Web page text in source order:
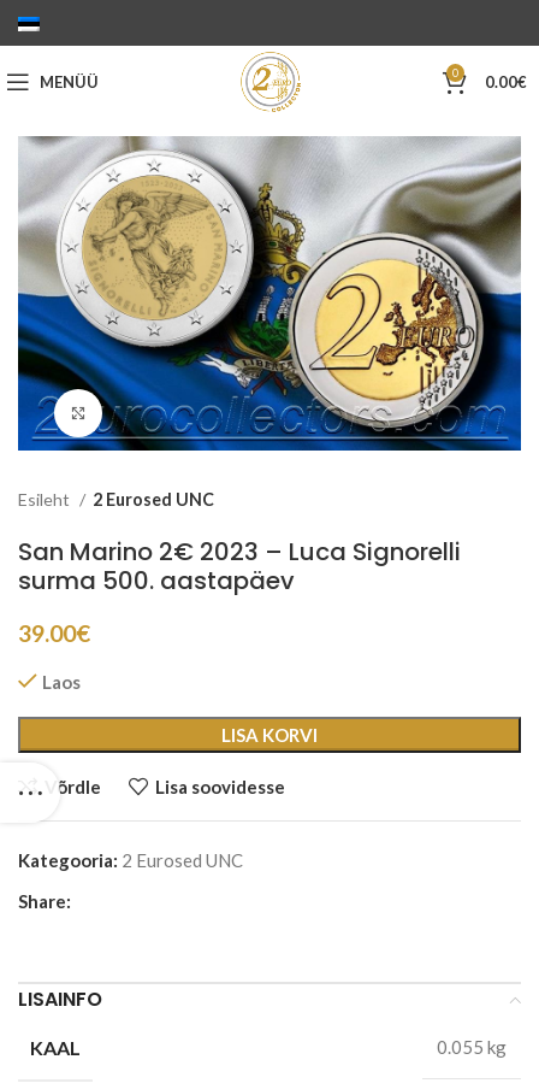
MENÜÜ 0 0.00€
Suurenda
Esileht 2 Eurosed UNC
San Marino 2€ 2023 – Luca Signorelli
surma 500. aastapäev
39.00€
Laos
LISA KORVI
Võrdle Lisa soovidesse
Kategooria: 2 Eurosed UNC
Share:
LISAINFO
KAAL 0.055 kg